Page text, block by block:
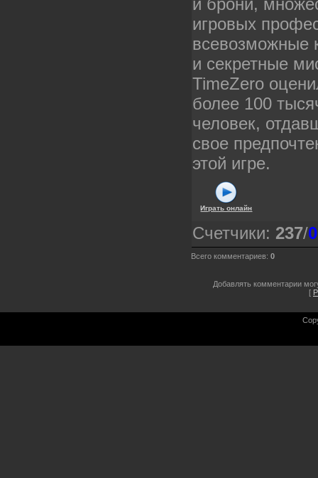
и брони,
игровых
всевозможные
и секретные
TimeZero
более 100
человек,
свое
этой игре.
Играть онлайн
Счетчики: 237/0
Всего комментариев:0
Добавлять комментарии
[